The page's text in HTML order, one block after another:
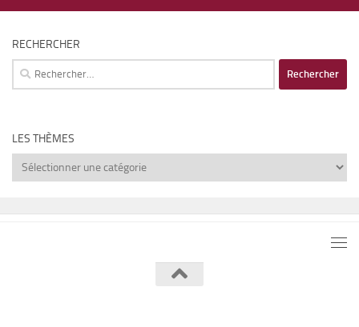
RECHERCHER
Rechercher :
LES THÈMES
Les
thèmes